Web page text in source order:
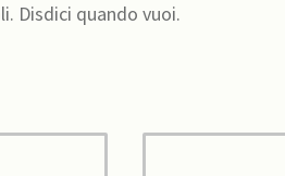
Disdici quando vuoi.